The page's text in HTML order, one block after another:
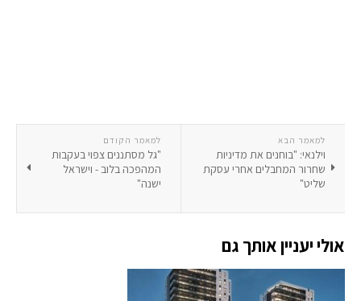
למאמר הקודם
"גל מסתננים צפוי בעקבות
המהפכה בלוב - וישראל
ישנה"
למאמר הבא
וילנאי: "בוחנים את מדיניות
שחרור המחבלים אחרי עסקת
שליט"
אולי יעניין אותך גם